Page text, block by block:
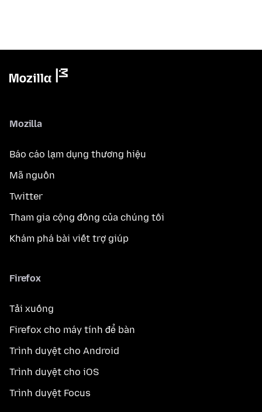
Mozilla
Báo cáo lạm dụng thương hiệu
Mã nguồn
Twitter
Tham gia cộng đồng của chúng tôi
Khám phá bài viết trợ giúp
Firefox
Tải xuống
Firefox cho máy tính để bàn
Trình duyệt cho Android
Trình duyệt cho iOS
Trình duyệt Focus